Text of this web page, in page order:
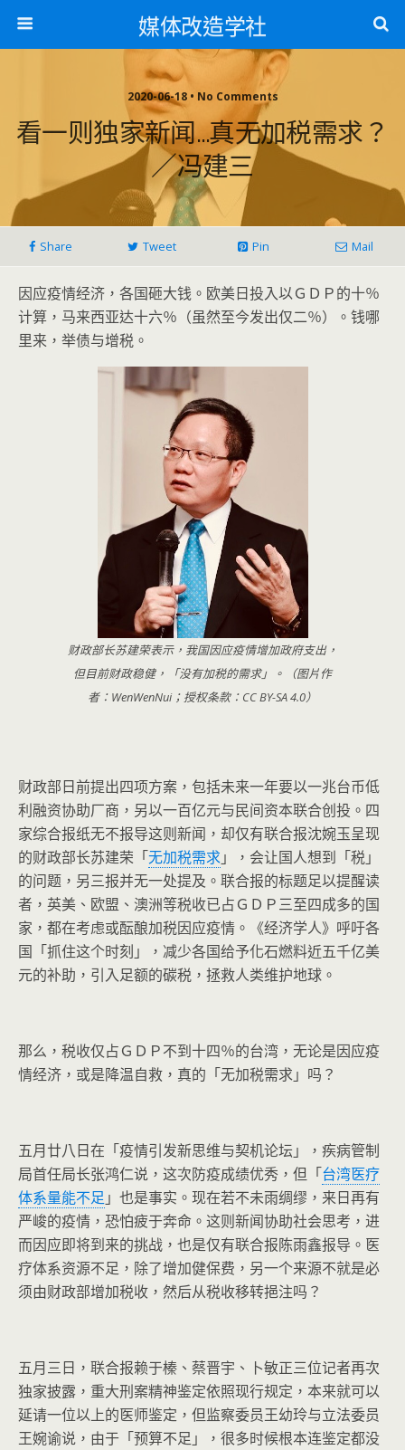
媒体改造学社
2020-06-18 • No Comments
看一则独家新闻…真无加税需求？
／冯建三
Share Tweet Pin Mail
因应疫情经济，各国砸大钱。欧美日投入以ＧＤＰ的十％
计算，马来西亚达十六％（虽然至今发出仅二％）。钱哪
里来，举债与增税。
财政部长苏建荣表示，我国因应疫情增加政府支出，
但目前财政稳健，「没有加税的需求」。（图片作
者：WenWenNui；授权条款：CC BY-SA 4.0）
财政部日前提出四项方案，包括未来一年要以一兆台币低
利融资协助厂商，另以一百亿元与民间资本联合创投。四
家综合报纸无不报导这则新闻，却仅有联合报沈婉玉呈现
的财政部长苏建荣「无加税需求」，会让国人想到「税」
的问题，另三报并无一处提及。联合报的标题足以提醒读
者，英美、欧盟、澳洲等税收已占ＧＤＰ三至四成多的国
家，都在考虑或酝酿加税因应疫情。《经济学人》呼吁各
国「抓住这个时刻」，减少各国给予化石燃料近五千亿美
元的补助，引入足额的碳税，拯救人类维护地球。
那么，税收仅占ＧＤＰ不到十四％的台湾，无论是因应疫
情经济，或是降温自救，真的「无加税需求」吗？
五月廿八日在「疫情引发新思维与契机论坛」，疾病管制
局首任局长张鸿仁说，这次防疫成绩优秀，但「台湾医疗
体系量能不足 」也是事实。现在若不未雨绸缪，来日再有
严峻的疫情，恐怕疲于奔命。这则新闻协助社会思考，进
而因应即将到来的挑战，也是仅有联合报陈雨鑫报导。医
疗体系资源不足，除了增加健保费，另一个来源不就是必
须由财政部增加税收，然后从税收移转挹注吗？
五月三日，联合报赖于榛、蔡晋宇、卜敏正三位记者再次
独家披露，重大刑案精神鉴定依照现行规定，本来就可以
延请一位以上的医师鉴定，但监察委员王幼玲与立法委员
王婉谕说，由于「预算不足」，很多时候根本连鉴定都没